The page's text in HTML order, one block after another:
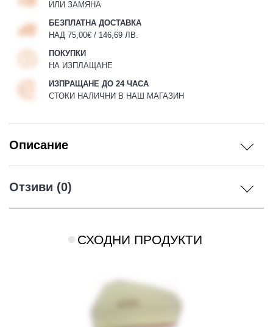
ЕКИПИРОВКА
ИЛИ ЗАМЯНА
БЕЗПЛАТНА ДОСТАВКА
НАД 75,00€ / 146,69 ЛВ.
ПОКУПКИ
НА ИЗПЛАЩАНЕ
ИЗПРАЩАНЕ ДО 24 ЧАСА
СТОКИ НАЛИЧНИ В НАШ МАГАЗИН
Описание
Отзиви (0)
СХОДНИ ПРОДУКТИ